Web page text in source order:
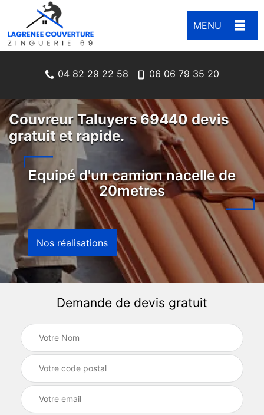
MENU
04 82 29 22 58 06 06 79 35 20
Couvreur Taluyers 69440 devis
gratuit et rapide.
Equipé d'un camion nacelle de
20metres
Nos réalisations
Demande de devis gratuit